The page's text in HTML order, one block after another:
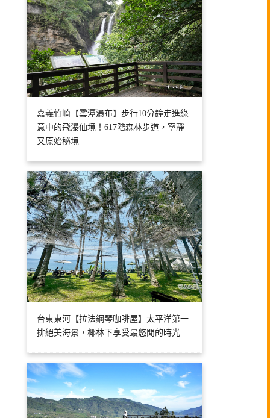
嘉義竹崎【雲潭瀑布】步行10分鐘走進綠
意中的飛瀑仙境！617階森林步道，寧靜
又原始秘境
台東東河【拉法鋼琴咖啡屋】太平洋第一
排絕美海景，椰林下享受最悠閒的時光